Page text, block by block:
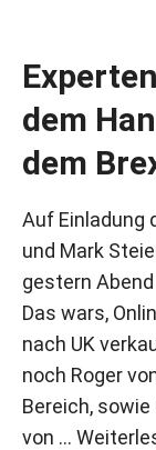
dem
dem
Auf Einladung
und Mark
gestern
Das wars,
nach UK
noch Roger
Bereich,
von …